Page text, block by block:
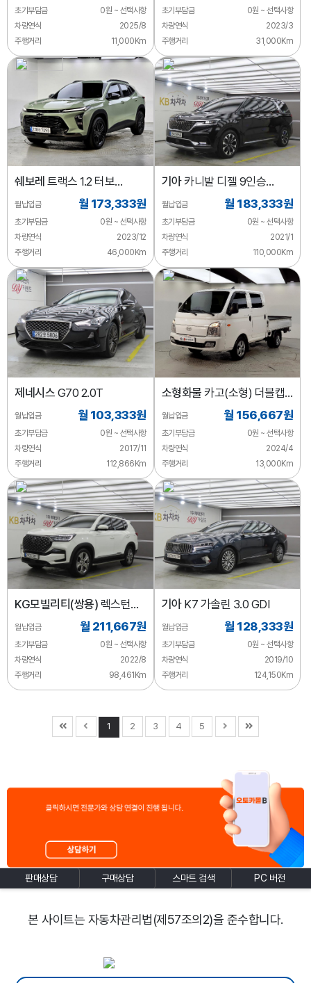
초기부담금
0원 ~ 선택사항
차량연식
2025/8
주행거리
11,000Km
초기부담금
0원 ~ 선택사항
차량연식
2023/3
주행거리
31,000Km
쉐보레 트랙스 1.2 터보
액티브
월납입금 월 173,333원
초기부담금
0원 ~ 선택사항
차량연식
2023/12
주행거리
46,000Km
기아카니발 디젤 9인승
노블레스
월납입금 월 183,333원
초기부담금
0원 ~ 선택사항
차량연식
2021/1
주행거리
110,000Km
제네시스 G70 2.0T
월납입금 월 103,333원
초기부담금
0원 ~ 선택사항
차량연식
2017/11
주행거리
112,866Km
소형화물 카고(소형) 더블캡/
초장축/2WD
월납입금 월 156,667원
초기부담금
0원 ~ 선택사항
차량연식
2024/4
주행거리
13,000Km
KG모빌리티(쌍용) 렉스턴
디젤 2.2 4WD 시그니처
월납입금 월 211,667원
초기부담금
0원 ~ 선택사항
차량연식
2022/8
주행거리
98,461Km
기아K7 가솔린 3.0 GDI
월납입금 월 128,333원
초기부담금
0원 ~ 선택사항
차량연식
2019/10
주행거리
124,150Km
1 2 3 4 5
판매상담 구매상담 스마트 검색 PC 버전
본 사이트는 자동차관리법(제57조의2)을 준수합니다.